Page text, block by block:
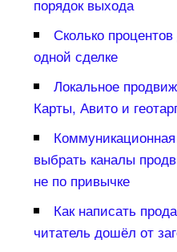
порядок выхода
Сколько
одной сделке
Локальное
Карты, Авито и
ыбрать каналы
не по привычке
Как написать
читатель дошёл от